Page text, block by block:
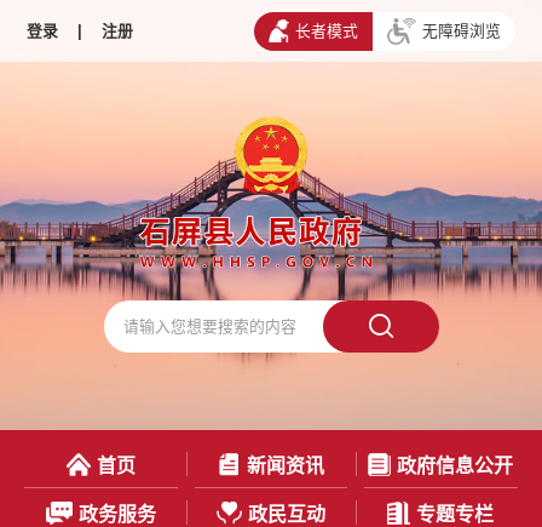
登录 | 注册 长者模式 无障碍浏览
首页 新闻资讯 政府信息公开
政务服务 政民互动 专题专栏